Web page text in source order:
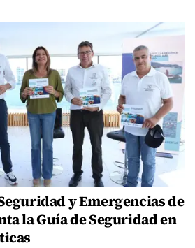
y Emergencias de
la Guía de Seguridad en